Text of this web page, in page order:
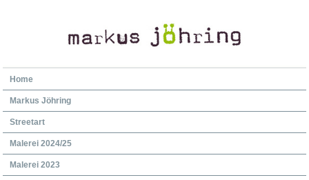
Home
Markus Jöhring
Streetart
Malerei 2024/25
Malerei 2023